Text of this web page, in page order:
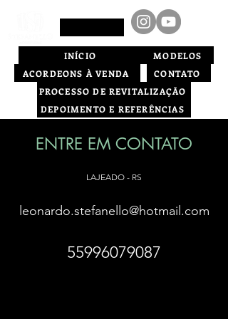
MODELOS
INÍCIO
ACORDEONS À VENDA
CONTATO
DEPOIMENTO E REFERÊNCIAS
PROCESSO DE REVITALIZAÇÃO
ENTRE EM CONTATO
LAJEADO - RS
leonardo.stefanello@hotmail.com
55996079087